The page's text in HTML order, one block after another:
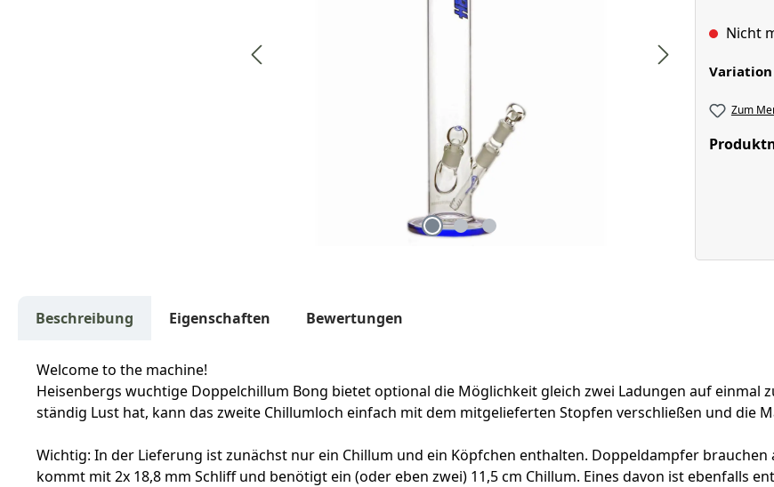
Nicht
Variation
Zum
Beschreibung Eigenschaften Bewertungen
Welcome to the machine!
Heisenbergs wuchtige Doppelchillum Bong bietet optional die Möglichkeit gleich zwei Ladungen auf einmal
ständig Lust hat, kann das zweite Chillumloch einfach mit dem mitgelieferten Stopfen verschließen und die
Wichtig: In der Lieferung ist zunächst nur ein Chillum und ein Köpfchen enthalten. Doppeldampfer
kommt mit 2x 18,8 mm Schliff und benötigt ein (oder eben zwei) 11,5 cm Chillum. Eines davon ist ebenfalls